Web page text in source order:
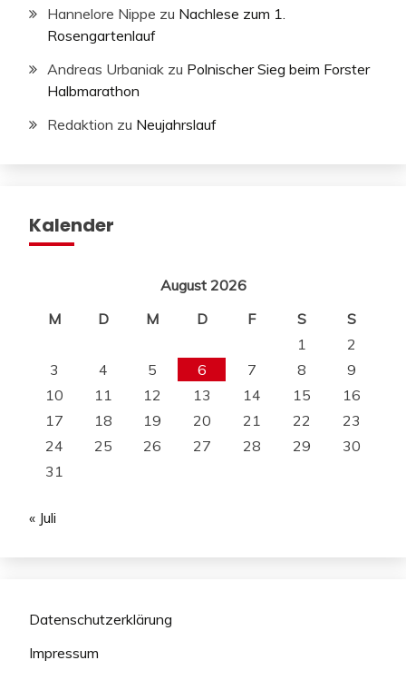
Hannelore Nippe zu Nachlese zum 1.
Rosengartenlauf
Andreas Urbaniak zu Polnischer Sieg beim Forster
Halbmarathon
Redaktion zu Neujahrslauf
Kalender
August 2026
M
D M D F S
S
1
2
3
4 5 6 7 8
9
10
11 12 13 14 15
16
17
18 19 20 21 22
23
24
25 26 27 28 29
30
31
« Juli
Datenschutzerklärung
Impressum